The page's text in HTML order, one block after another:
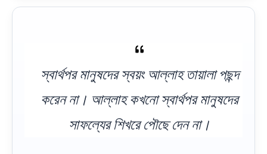
স্বার্থপর মানুষদের স্বয়ং আল্লাহ তায়ালা পছন্দ
করেন না। আল্লাহ কখনো স্বার্থপর মানুষদের
সাফল্যের শিখরে পৌছে দেন না।